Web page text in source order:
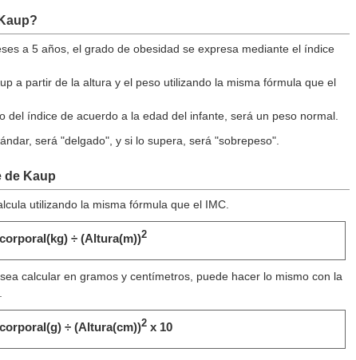
a 5 años, el grado de obesidad se expresa mediante el índice
a partir de la altura y el peso utilizando la misma fórmula que el
del índice de acuerdo a la edad del infante, será un peso normal.
será "delgado", y si lo supera, será "sobrepeso".
de Kaup
utilizando la misma fórmula que el IMC.
÷ (Altura(m))2
calcular en gramos y centímetros, puede hacer lo mismo con la
÷ (Altura(cm))2x 10